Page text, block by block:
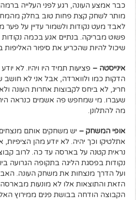
כבר אמצע העונה, רגע לפני העלייה ברמה
מותר לשחק קצת פחות טוב בחלק
לאבד מעט נקודות ולשמור עדיין על פער
פשוט מבריקה. בנתיים אגע בכמה
שיכול להיות שהכריע את סיפור
אינייסטה – פציעות תמיד היו ויהיו. לא
הדקות כמו ולווארדה, אבל אני לא
חריג, לא ביחס לקבוצות אחרות העונה
שעברו. מי שמחפש פה אשמים כנראה
מה להתלונן.
אופי המשחק – יש משחקים אותם
אתלטיקו וכך יהיה. לא יודע מהן
נקודות בפסגת הליגה בתקופה הגרועה
ועל הדרך מנצחות את משחק העונה.
הזאת והתוצאות אלו לא מונעות מבארסה
הקבוצה הודחה בבושת פנים ממירוץ